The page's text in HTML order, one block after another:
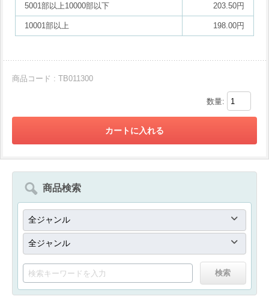
5001部以上10000部以下 203.50円
10001部以上 198.00円
商品コード : TB011300
数量:
商品検索